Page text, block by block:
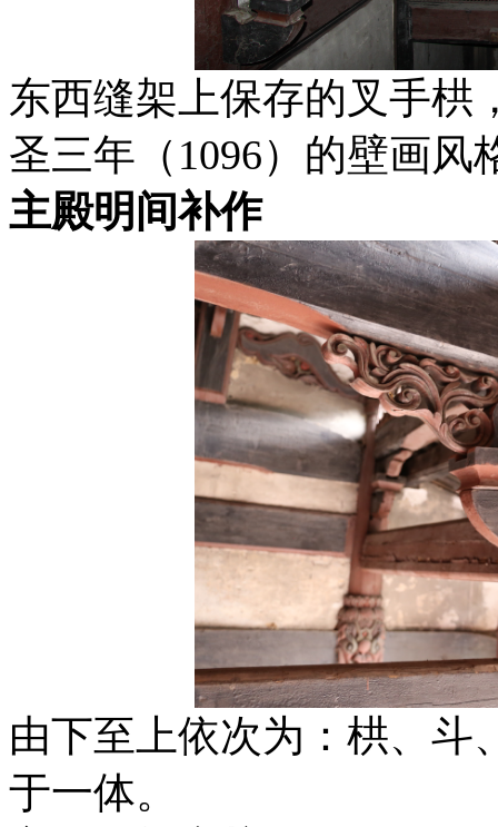
东西缝架上保存的叉手栱
圣三年（1096）的壁画风
主殿明间补作
由下至上依次为：栱、斗
于一体。